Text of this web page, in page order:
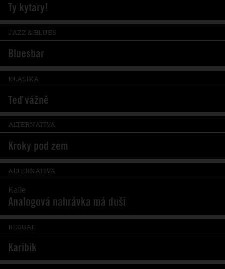
Ty kytary!
JAZZ & BLUES
Bluesbar
KLASIKA
Teď vážně
ALTERNATIVA
Kroky pod zem
ALTERNATIVA
Kalle
Analogová nahrávka má duši
REGGAE
Karibik